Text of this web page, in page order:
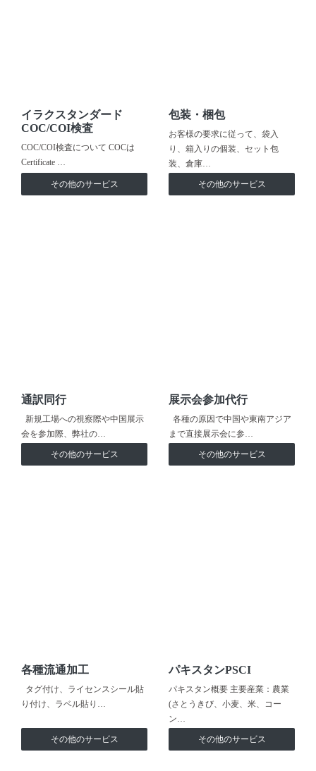
イラクスタンダード
COC/COI検査
COC/COI検査について COCは
Certificate …
その他のサービス
包装・梱包
お客様の要求に従って、袋入
り、箱入りの個装、セット包
装、倉庫…
その他のサービス
通訳同行
新規工場への視察際や中国展示
会を参加際、弊社の…
その他のサービス
展示会参加代行
各種の原因で中国や東南アジア
まで直接展示会に参…
その他のサービス
各種流通加工
タグ付け、ライセンスシール貼
り付け、ラベル貼り…
その他のサービス
パキスタンPSCI
パキスタン概要 主要産業：農業
(さとうきび、小麦、米、コー
ン…
その他のサービス